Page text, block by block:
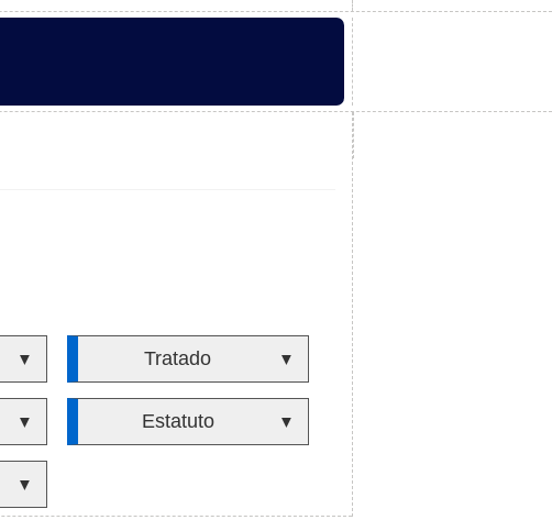
▼ Tratado ▼
▼ Estatuto ▼
▼